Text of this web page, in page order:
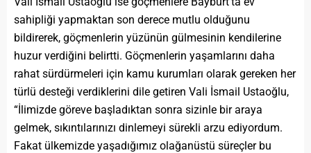
sahipliği yapmaktan son derece mutlu olduğunu
bildirerek, göçmenlerin yüzünün gülmesinin kendilerine
huzur verdiğini belirtti. Göçmenlerin yaşamlarını daha
rahat sürdürmeleri için kamu kurumları olarak gereken her
türlü desteği verdiklerini dile getiren Vali İsmail Ustaoğlu,
“İlimizde göreve başladıktan sonra sizinle bir araya
gelmek, sıkıntılarınızı dinlemeyi sürekli arzu ediyordum.
Fakat ülkemizde yaşadığımız olağanüstü süreçler bu